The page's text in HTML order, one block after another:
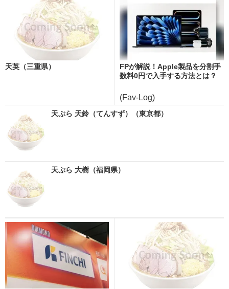
天英（三重県）
FPが解説！Apple製品を分割手
数料0円で入手する方法とは？
(Fav-Log)
天ぷら 天鈴（てんすず）（東京都）
天ぷら 大樹（福岡県）